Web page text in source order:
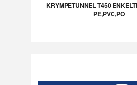
KRYMPETUNNEL T450
PE,PVC,PO